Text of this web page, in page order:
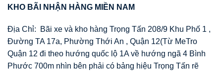
KHO BÃI NHẬ N HÀNG MI Ề N NAM
Địa Chỉ: Bãi xe và kho hàng Trọng Tấn 208/9 Khu Phố 1 ,
Đường TA 17a, Phường Thới An , Quận 12(Từ MeTro
Quận 12 đi theo hướng quốc lộ 1A về hướng ngã 4 Bình
Phước 700m nhìn bên phải có bảng hiệu Trọng Tấn rẽ